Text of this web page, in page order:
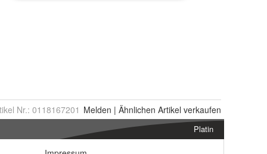
Nr.: 0118167201 Melden | Ähnlichen Artikel verkaufen
Platin